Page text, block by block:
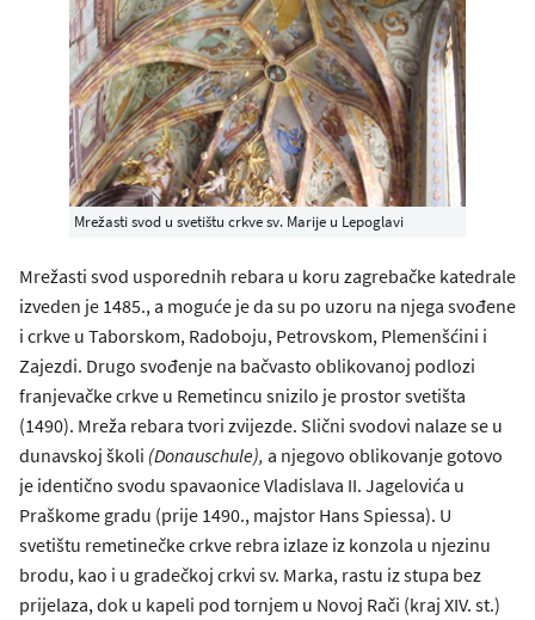
Mrežasti svod u svetištu crkve sv. Marije u Lepoglavi
Mrežasti svod usporednih rebara u koru zagrebačke katedrale
izveden je 1485., a moguće je da su po uzoru na njega svođene
i crkve u Taborskom, Radoboju, Petrovskom, Plemenšćini i
Zajezdi. Drugo svođenje na bačvasto oblikovanoj podlozi
franjevačke crkve u Remetincu snizilo je prostor svetišta
(1490). Mreža rebara tvori zvijezde. Slični svodovi nalaze se u
dunavskoj školi (Donauschule), a njegovo oblikovanje gotovo
je identično svodu spavaonice Vladislava II. Jagelovića u
Praškome gradu (prije 1490., majstor Hans Spiessa). U
svetištu remetinečke crkve rebra izlaze iz konzola u njezinu
brodu, kao i u gradečkoj crkvi sv. Marka, rastu iz stupa bez
prijelaza, dok u kapeli pod tornjem u Novoj Rači (kraj XIV. st.)